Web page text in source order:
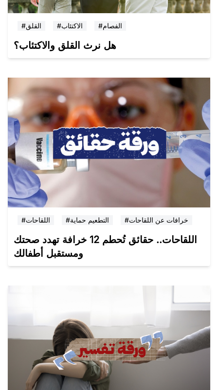
#القلق #الاكتئاب #الفصام
هل نرث القلق والاكتئاب؟
#اللقاحات #التطعيم حماية #خرافات عن اللقاحات
اللقاحات.. حقائق تُحطم 12 خرافة تهدد صحتك
ومستقبل أطفالك